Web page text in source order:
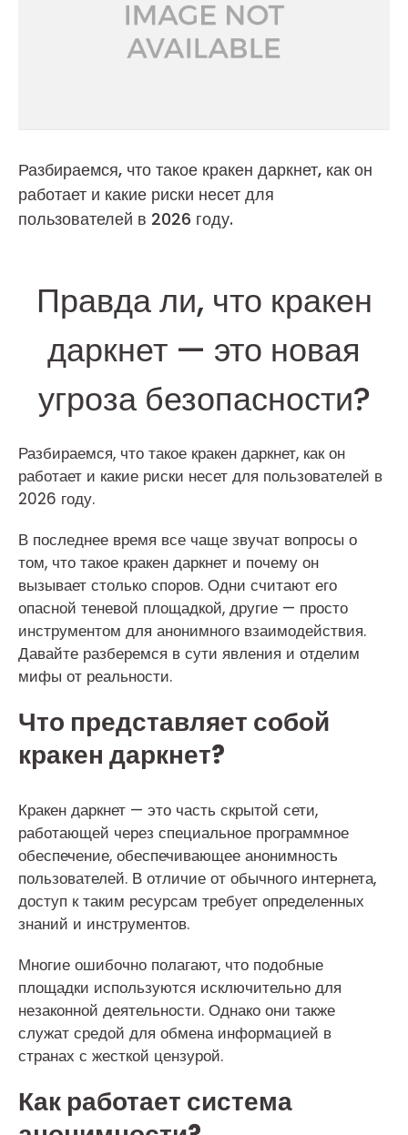
Разбираемся, что такое кракен даркнет, как он
работает и какие риски несет для
пользователей в 2026 году.
Правда ли, что кракен
даркнет — это новая
угроза безопасности?
Разбираемся, что такое кракен даркнет, как он
работает и какие риски несет для пользователей в
2026 году.
В последнее время все чаще звучат вопросы о
том, что такое кракен даркнет и почему он
вызывает столько споров. Одни считают его
опасной теневой площадкой, другие — просто
инструментом для анонимного взаимодействия.
Давайте разберемся в сути явления и отделим
мифы от реальности.
Что представляет собой
кракен даркнет?
Кракен даркнет — это часть скрытой сети,
работающей через специальное программное
обеспечение, обеспечивающее анонимность
пользователей. В отличие от обычного интернета,
доступ к таким ресурсам требует определенных
знаний и инструментов.
Многие ошибочно полагают, что подобные
площадки используются исключительно для
незаконной деятельности. Однако они также
служат средой для обмена информацией в
странах с жесткой цензурой.
Как работает система